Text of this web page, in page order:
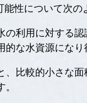
性について次の
の利用に対する
な水資源になり
、比較的小さな